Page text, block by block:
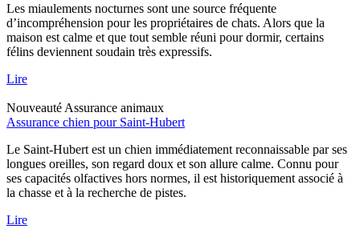
Les miaulements nocturnes sont une source fréquente
d’incompréhension pour les propriétaires de chats. Alors que la
maison est calme et que tout semble réuni pour dormir, certains
félins deviennent soudain très expressifs.
Lire
Nouveauté Assurance animaux
Assurance chien pour Saint-Hubert
Le Saint-Hubert est un chien immédiatement reconnaissable par ses
longues oreilles, son regard doux et son allure calme. Connu pour
ses capacités olfactives hors normes, il est historiquement associé à
la chasse et à la recherche de pistes.
Lire